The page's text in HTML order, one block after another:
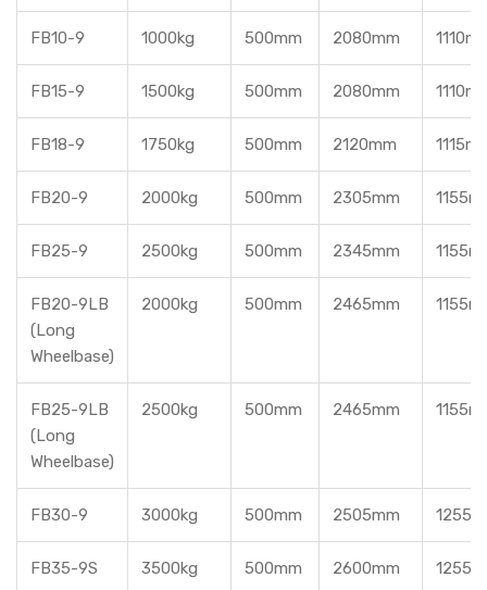
FB10-9 1000kg 500mm 2080mm
FB15-9 1500kg 500mm 2080mm
FB18-9 1750kg 500mm 2120mm
FB20-9 2000kg 500mm 2305mm
FB25-9 2500kg 500mm 2345mm
FB20-9LB
(Long
Wheelbase)
2000kg 500mm 2465mm
FB25-9LB
(Long
Wheelbase)
2500kg 500mm 2465mm
FB30-9 3000kg 500mm 2505mm
FB35-9S 3500kg 500mm 2600mm